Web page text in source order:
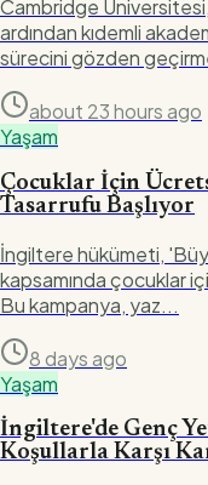
Cambridge
ardından kıdemli
sürecini gözden
about 23 hours ago
Yaşam
Çocuklar İçin
Tasarrufu Başlıyor
İngiltere hükümeti,
kapsamında çocuklar
Bu kampanya, yaz...
8 days ago
Yaşam
İngiltere'de Genç
Koşullarla Karşı